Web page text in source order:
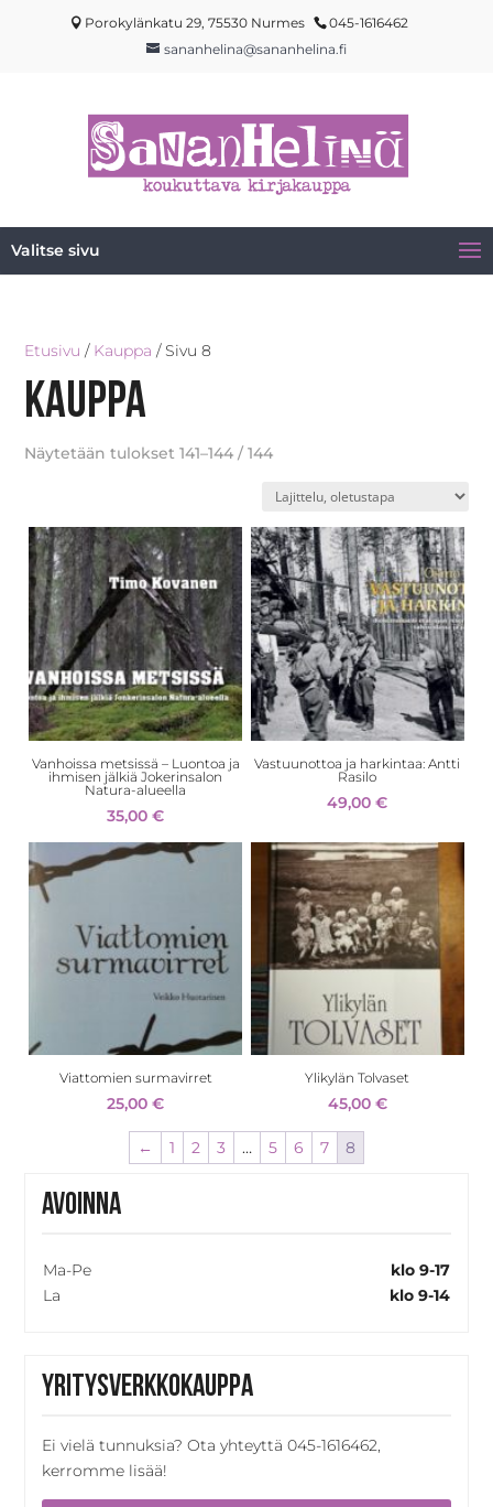
Porokylänkatu 29, 75530 Nurmes
045-1616462
sananhelina@sananhelina.fi
Valitse sivu
Etusivu / Kauppa / Sivu 8
Kauppa
Näytetään tulokset 141–144 / 144
Vanhoissa metsissä – Luontoa ja
ihmisen jälkiä Jokerinsalon
Natura-alueella
35,00€
Vastuunottoa ja harkintaa: Antti
Rasilo
49,00€
Viattomien surmavirret
25,00€
Ylikylän Tolvaset
45,00 €
← 1 2 3 … 5 6 7 8
Avoinna
Ma-Pe
klo 9-17
La
klo 9-14
Yritysverkkokauppa
Ei vielä tunnuksia? Ota yhteyttä 045-1616462,
kerromme lisää!